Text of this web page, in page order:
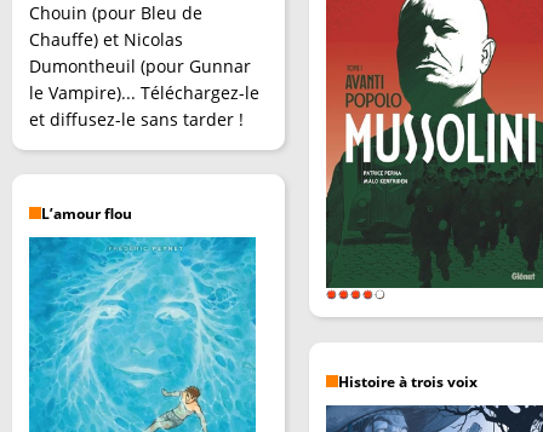
Chouin (pour Bleu de
Chauffe) et Nicolas
Dumontheuil (pour Gunnar
le Vampire)... Téléchargez-le
et diffusez-le sans tarder !
L’amour flou
Histoire à trois voix